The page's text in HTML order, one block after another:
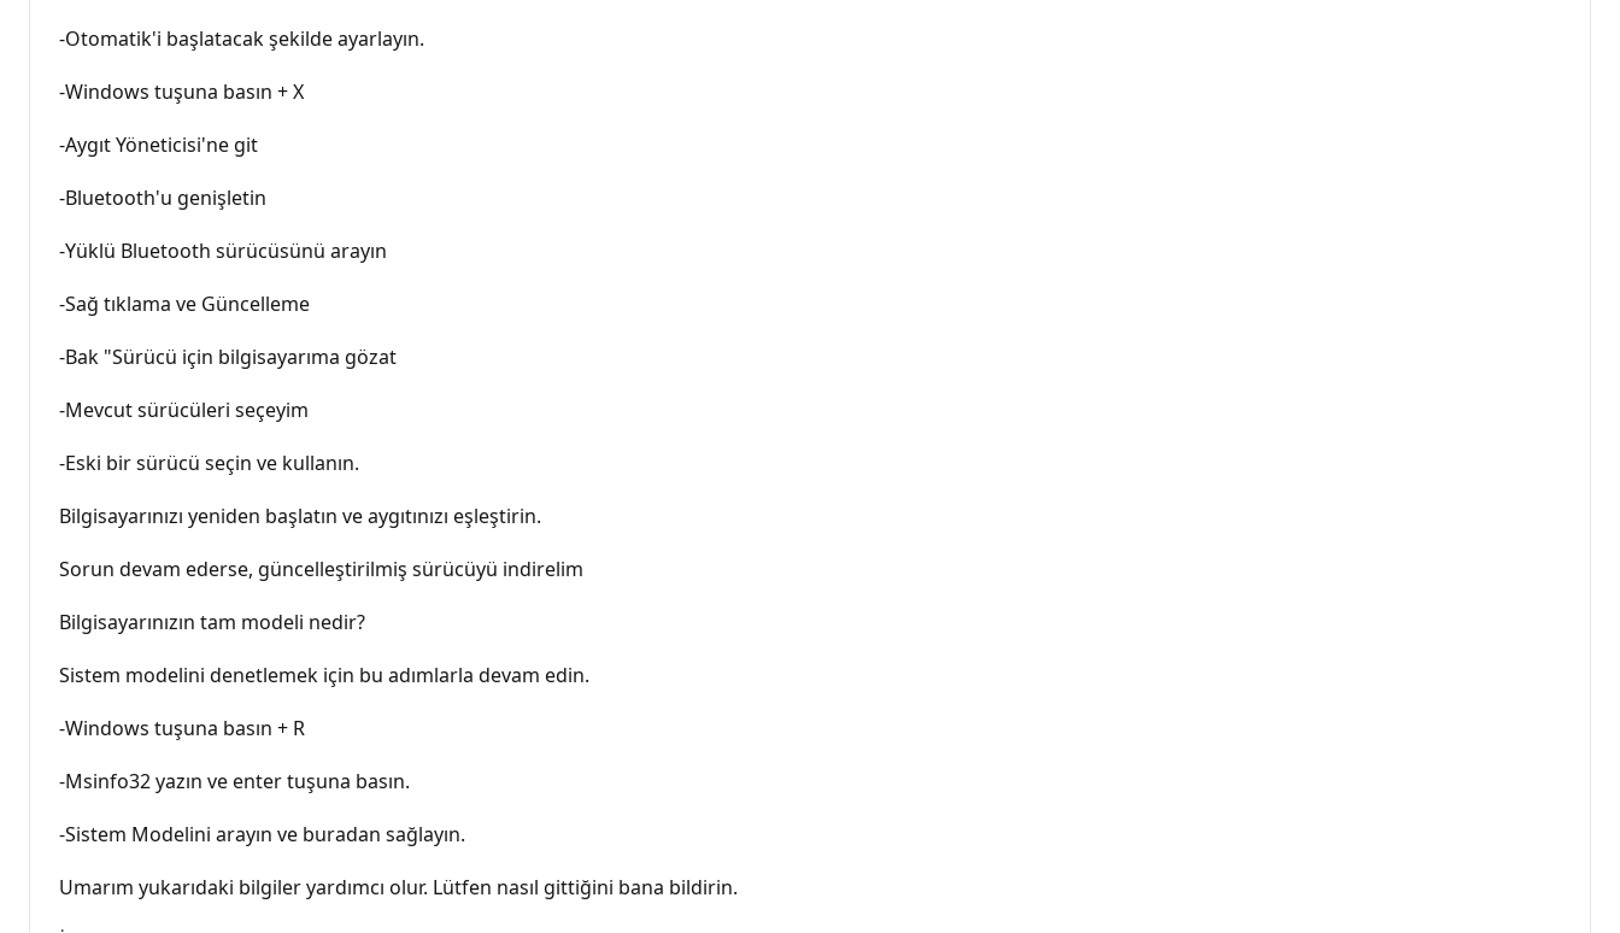
-Otomatik'i başlatacak şekilde ayarlayın.
-Windows tuşuna basın + X
-Aygıt Yöneticisi'ne git
-Bluetooth'u genişletin
-Yüklü Bluetooth sürücüsünü arayın
-Sağ tıklama ve Güncelleme
-Bak "Sürücü için bilgisayarıma gözat
-Mevcut sürücüleri seçeyim
-Eski bir sürücü seçin ve kullanın.
Bilgisayarınızı yeniden başlatın ve aygıtınızı eşleştirin.
Sorun devam ederse, güncelleştirilmiş sürücüyü indirelim
Bilgisayarınızın tam modeli nedir?
Sistem modelini denetlemek için bu adımlarla devam edin.
-Windows tuşuna basın + R
-Msinfo32 yazın ve enter tuşuna basın.
-Sistem Modelini arayın ve buradan sağlayın.
Umarım yukarıdaki bilgiler yardımcı olur. Lütfen nasıl gittiğini bana bildirin.